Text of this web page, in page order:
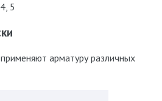
5
арматуру различных